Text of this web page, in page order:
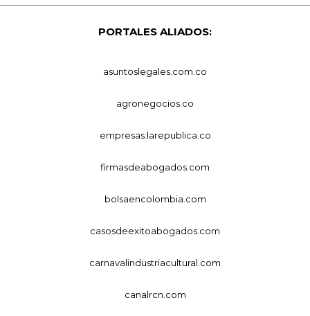
PORTALES ALIADOS:
asuntoslegales.com.co
agronegocios.co
empresas.larepublica.co
firmasdeabogados.com
bolsaencolombia.com
casosdeexitoabogados.com
carnavalindustriacultural.com
canalrcn.com